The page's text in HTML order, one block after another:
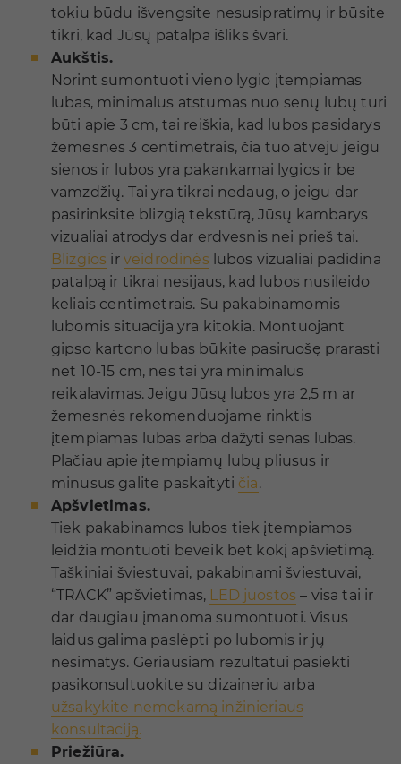
tokiu būdu išvengsite nesusipratimų ir būsite
tikri, kad Jūsų patalpa išliks švari.
Aukštis.
Norint sumontuoti vieno lygio įtempiamas
lubas, minimalus atstumas nuo senų lubų turi
būti apie 3 cm, tai reiškia, kad lubos pasidarys
žemesnės 3 centimetrais, čia tuo atveju jeigu
sienos ir lubos yra pakankamai lygios ir be
vamzdžių. Tai yra tikrai nedaug, o jeigu dar
pasirinksite blizgią tekstūrą, Jūsų kambarys
vizualiai atrodys dar erdvesnis nei prieš tai.
Blizgios ir veidrodinės lubos vizualiai padidina
patalpą ir tikrai nesijaus, kad lubos nusileido
keliais centimetrais. Su pakabinamomis
lubomis situacija yra kitokia. Montuojant
gipso kartono lubas būkite pasiruošę prarasti
net 10-15 cm, nes tai yra minimalus
reikalavimas. Jeigu Jūsų lubos yra 2,5 m ar
žemesnės rekomenduojame rinktis
įtempiamas lubas arba dažyti senas lubas.
Plačiau apie įtempiamų lubų pliusus ir
minusus galite paskaityti čia.
Apšvietimas.
Tiek pakabinamos lubos tiek įtempiamos
leidžia montuoti beveik bet kokį apšvietimą.
Taškiniai šviestuvai, pakabinami šviestuvai,
“TRACK” apšvietimas, LED juostos – visa tai ir
dar daugiau įmanoma sumontuoti. Visus
laidus galima paslėpti po lubomis ir jų
nesimatys. Geriausiam rezultatui pasiekti
pasikonsultuokite su dizaineriu arba
užsakykite nemokamą inžinieriaus
konsultaciją.
Priežiūra.